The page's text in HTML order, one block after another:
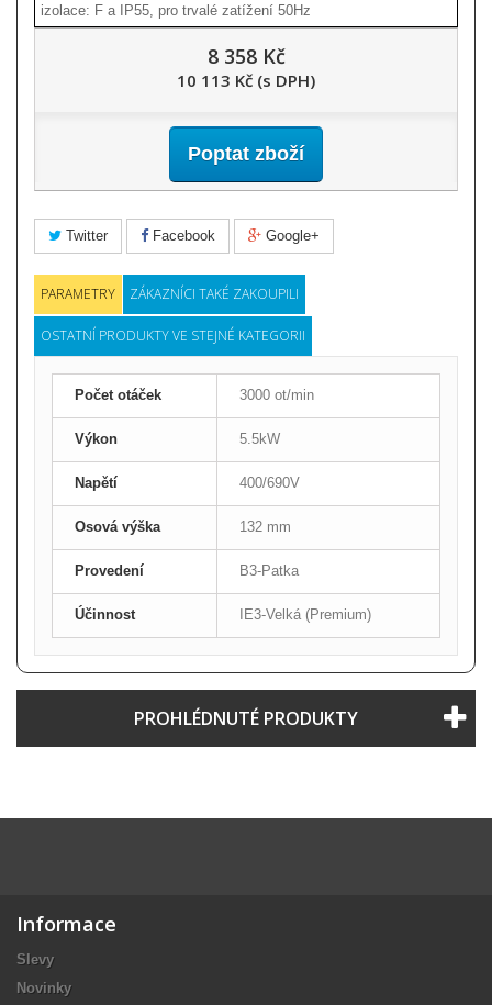
izolace: F a IP55, pro trvalé zatížení 50Hz
8 358 Kč
10 113 Kč (s DPH)
Poptat zboží
Twitter Facebook Google+
PARAMETRY ZÁKAZNÍCI TAKÉ ZAKOUPILI
OSTATNÍ PRODUKTY VE STEJNÉ KATEGORII
Počet otáček 3000 ot/min
Výkon 5.5kW
Napětí 400/690V
Osová výška 132 mm
Provedení B3-Patka
Účinnost IE3-Velká (Premium)
PROHLÉDNUTÉ PRODUKTY
Informace
Slevy
Novinky